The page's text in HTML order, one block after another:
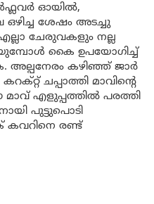
ഓയിൽ,
ശേഷം അടച്ചു
ചേരുവകളും നല്ല
കൈ ഉപയോഗിച്ച്
അല്പനേരം കഴിഞ്ഞ് ജാർ
ചപ്പാത്തി മാവിന്റെ
എളുപ്പത്തിൽ പരത്തി
പുട്ടുപൊടി
കവറിനെ രണ്ട്